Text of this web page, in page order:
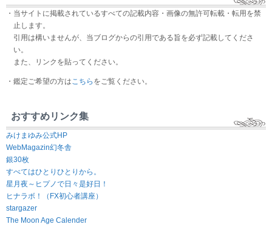
・当サイトに掲載されているすべての記載内容・画像の無許可転載・転用を禁
止します。
引用は構いませんが、当ブログからの引用である旨を必ず記載してくださ
い。
また、リンクを貼ってください。
・鑑定ご希望の方はこちら をご覧ください。
おすすめリンク集
みけまゆみ公式HP
WebMagazin幻冬舎
銀30枚
すべてはひとりひとりから。
星月夜～ヒプノで日々是好日！
ヒナラボ！（FX初心者講座）
stargazer
The Moon Age Calender